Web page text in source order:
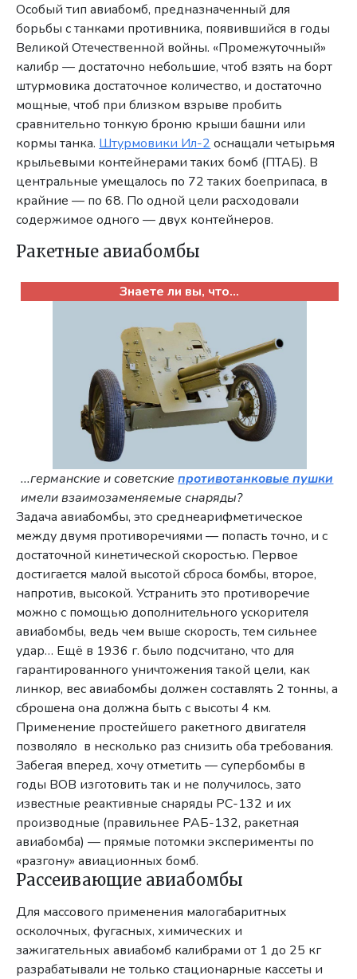
Особый тип авиабомб, предназначенный для
борьбы с танками противника, появившийся в годы
Великой Отечественной войны. «Промежуточный»
калибр — достаточно небольшие, чтоб взять на борт
штурмовика достаточное количество, и достаточно
мощные, чтоб при близком взрыве пробить
сравнительно тонкую броню крыши башни или
кормы танка. Штурмовики Ил-2 оснащали четырьмя
крыльевыми контейнерами таких бомб (ПТАБ). В
центральные умещалось по 72 таких боеприпаса, в
крайние — по 68. По одной цели расходовали
содержимое одного — двух контейнеров.
Ракетные авиабомбы
Знаете ли вы, что...
...германские и советскиепротивотанковые пушки
имели взаимозаменяемые снаряды?
Задача авиабомбы, это среднеарифметическое
между двумя противоречиями — попасть точно, и с
достаточной кинетической скоростью. Первое
достигается малой высотой сброса бомбы, второе,
напротив, высокой. Устранить это противоречие
можно с помощью дополнительного ускорителя
авиабомбы, ведь чем выше скорость, тем сильнее
удар… Ещё в 1936 г. было подсчитано, что для
гарантированного уничтожения такой цели, как
линкор, вес авиабомбы должен составлять 2 тонны, а
сброшена она должна быть с высоты 4 км.
Применение простейшего ракетного двигателя
позволяло в несколько раз снизить оба требования.
Забегая вперед, хочу отметить — супербомбы в
годы ВОВ изготовить так и не получилось, зато
известные реактивные снаряды РС-132 и их
производные (правильнее РАБ-132, ракетная
авиабомба) — прямые потомки эксперименты по
«разгону» авиационных бомб.
Рассеивающие авиабомбы
Для массового применения малогабаритных
осколочных, фугасных, химических и
зажигательных авиабомб калибрами от 1 до 25 кг
разрабатывали не только стационарные кассеты и